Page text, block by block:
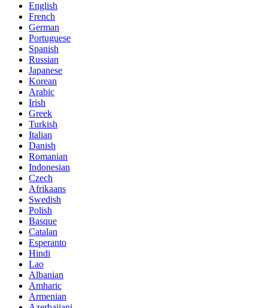
English
French
German
Portuguese
Spanish
Russian
Japanese
Korean
Arabic
Irish
Greek
Turkish
Italian
Danish
Romanian
Indonesian
Czech
Afrikaans
Swedish
Polish
Basque
Catalan
Esperanto
Hindi
Lao
Albanian
Amharic
Armenian